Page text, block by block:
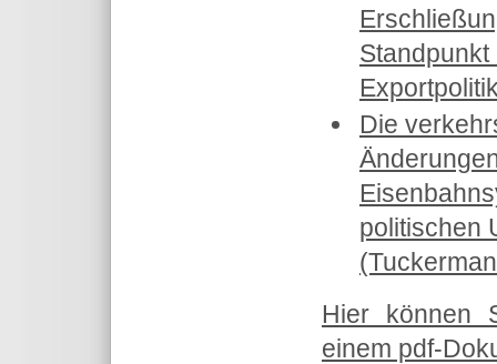
Die
politischen
Hier können
einem pdf-